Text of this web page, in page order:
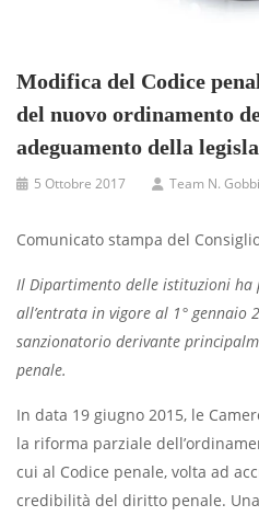
Modifica del Codice
del nuovo ordinamento
adeguamento della
5 Ottobre 2017 Team N. Gobbi
Comunicato stampa del
Il Dipartimento delle istituzioni ha
all’entrata in vigore al 1° gennaio
sanzionatorio derivante
penale.
In data 19 giugno 2015, le
la riforma parziale
cui al Codice penale, volta ad
credibilità del diritto penale.